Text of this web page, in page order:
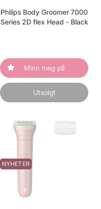
Philips Body Groomer 7000
Series 2D flex Head - Black
Minn meg på
Utsolgt
NYHETER